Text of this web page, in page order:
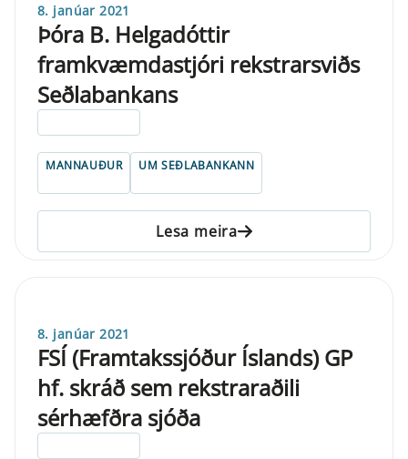
8. janúar 2021
Þóra B. Helgadóttir
framkvæmdastjóri rekstrarsviðs
Seðlabankans
MANNAUÐUR UM SEÐLABANKANN
Lesa meira
8. janúar 2021
FSÍ (Framtakssjóður Íslands) GP
hf. skráð sem rekstraraðili
sérhæfðra sjóða